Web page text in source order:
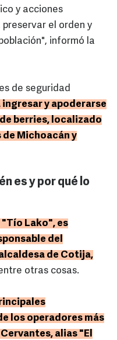
y acciones
el orden y
informó la
de seguridad
ingresar y apoderarse
berries, localizado
Michoacán y
es y por qué lo
Lako", es
del
de Cotija,
otras cosas.
los operadores más
alias "El